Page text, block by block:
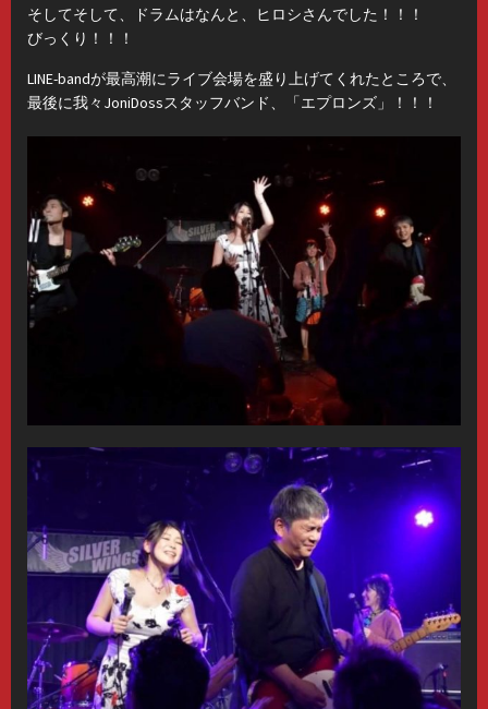
そしてそして、ドラムはなんと、ヒロシさんでした！！！
びっくり！！！
LINE-bandが最高潮にライブ会場を盛り上げてくれたところで、
最後に我々JoniDossスタッフバンド、「エプロンズ」！！！